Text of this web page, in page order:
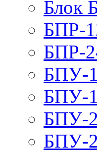
Блок
БПР-
БПР-
БПУ-
БПУ-
БПУ-
БПУ-